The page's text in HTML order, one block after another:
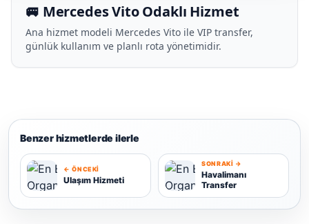
🚐 Mercedes Vito Odaklı Hizmet
Ana hizmet modeli Mercedes Vito ile VIP transfer,
günlük kullanım ve planlı rota yönetimidir.
Benzer hizmetlerde ilerle
← ÖNCEKI
Ulaşım Hizmeti
SONRAKI →
Havalimanı
Transfer